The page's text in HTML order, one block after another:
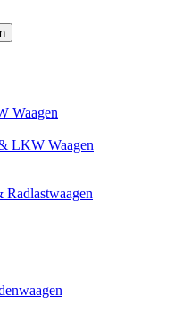
Waagen
LKW Waagen
Radlastwaagen